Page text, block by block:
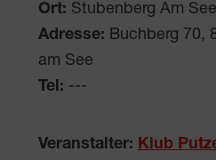
Ort: Stubenberg Am See
Adresse: Buchberg 70,
am See
Tel: ---
Veranstalter: Klub